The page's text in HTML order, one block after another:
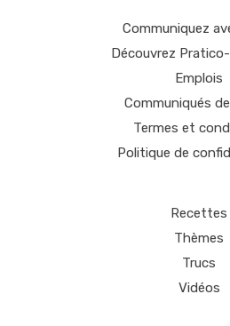
Communiquez
Découvrez
Emplois
Communiqués
Termes et
Politique de
Recettes
Thèmes
Trucs
Vidéos